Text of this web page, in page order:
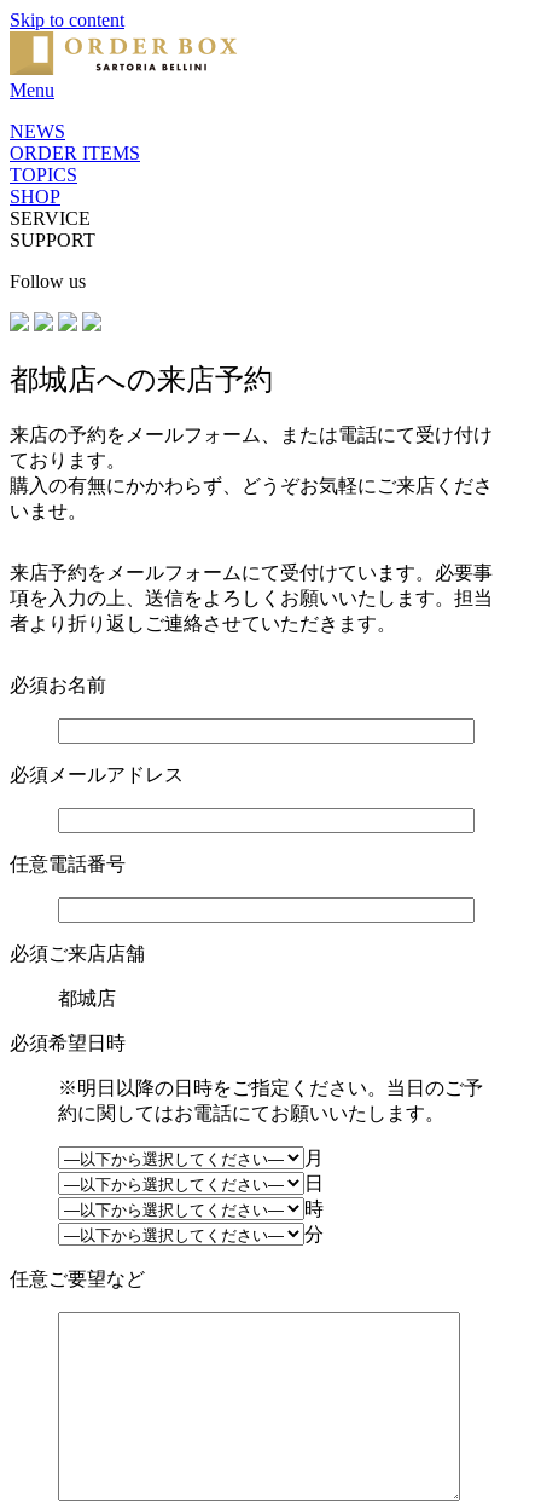
Skip to content
Menu
NEWS
ORDER ITEMS
TOPICS
SHOP
SERVICE
SUPPORT
Follow us
都城店への来店予約
来店の予約をメールフォーム、または電話にて受け付け
ております。
購入の有無にかかわらず、どうぞお気軽にご来店くださ
いませ。
来店予約をメールフォームにて受付けています。必要事
項を入力の上、送信をよろしくお願いいたします。担当
者より折り返しご連絡させていただきます。
必須お名前
必須 メールアドレス
任意電話番号
必須ご来店店舗
都城店
必須希望日時
※明日以降の日時をご指定ください。当日のご予
約に関してはお電話にてお願いいたします。
月
日
時
分
任意ご要望など